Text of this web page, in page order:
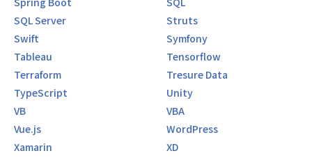
SQL Server
Struts
Swift
Symfony
Tableau
Tensorflow
Terraform
Tresure Data
TypeScript
Unity
VB
VBA
Vue.js
WordPress
Xamarin
XD